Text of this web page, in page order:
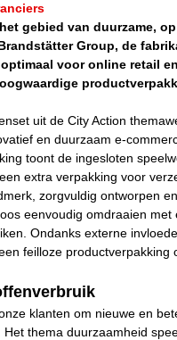
gebied van duurzame,
Group, de
voor online retail
uit de City Action
en duurzaam e-
toont de ingesloten
extra verpakking voor
zorgvuldig ontworpen
eenvoudig omdraaien
Ondanks externe
feilloze productverpakking
klanten om nieuwe en
thema duurzaamheid